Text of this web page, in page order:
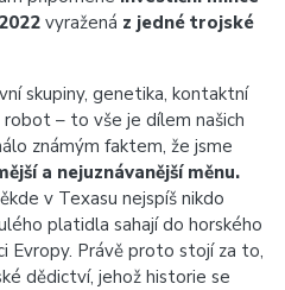
2022 vyražená z jedné trojské
skupiny, genetika, kontaktní
– to vše je dílem našich
známým faktem, že jsme
a nejuznávanější měnu.
v Texasu nejspíš nikdo
platidla sahají do horského
Evropy. Právě proto stojí za to,
dědictví, jehož historie se